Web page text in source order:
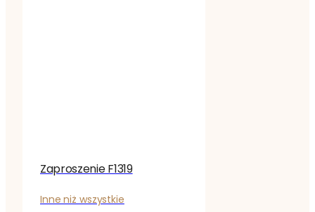
Zaproszenie F1319
Inne niż wszystkie